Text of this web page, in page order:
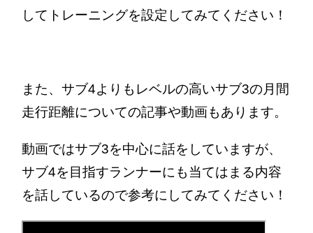
してトレーニングを設定してみてください！
また、サブ4よりもレベルの高いサブ3の月間
走行距離についての記事や動画もあります。
動画ではサブ3を中心に話をしていますが、
サブ4を目指すランナーにも当てはまる内容
を話しているので参考にしてみてください！